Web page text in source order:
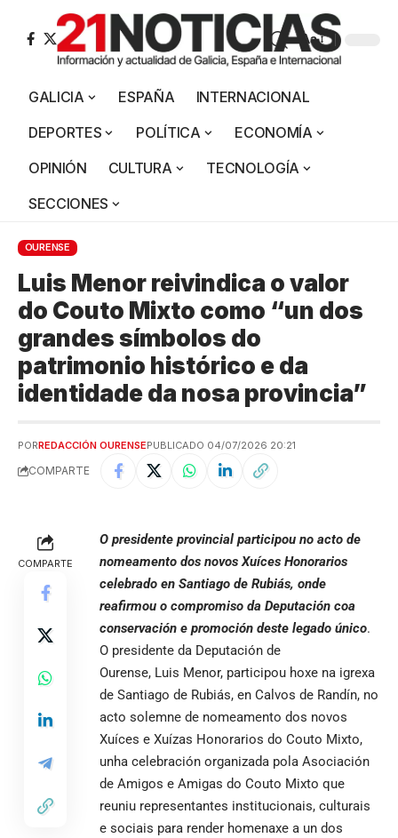
Aa
GALICIA ESPAÑA
INTERNACIONAL
DEPORTES
POLÍTICA
ECONOMÍA
OPINIÓN
CULTURA
TECNOLOGÍA
SECCIONES
OURENSE
Luis Menor reivindica o valor
do Couto Mixto como “un dos
grandes símbolos do
patrimonio histórico e da
identidade da nosa provincia”
PORREDACCIÓN OURENSEPUBLICADO 04/07/2026 20:21
COMPARTE
COMPARTE
O presidente provincial participou no acto de
nomeamento dos novos Xuíces Honorarios
celebrado en Santiago de Rubiás, onde
reafirmou o compromiso da Deputación coa
conservación e promoción deste legado único.
O presidente da Deputación de
Ourense, Luis Menor, participou hoxe na igrexa
de Santiago de Rubiás, en Calvos de Randín, no
acto solemne de nomeamento dos novos
Xuíces e Xuízas Honorarios do Couto Mixto,
unha celebración organizada pola Asociación
de Amigos e Amigas do Couto Mixto que
reuniu representantes institucionais, culturais
e sociais para render homenaxe a un dos